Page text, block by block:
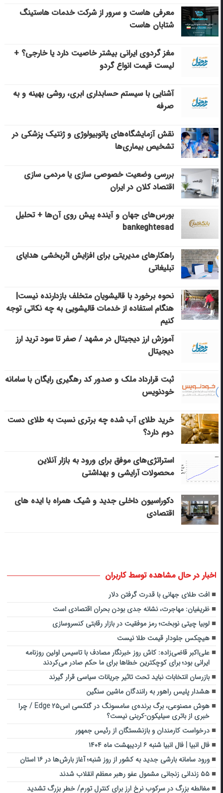
معرفی هاست و سرور از شرکت خدمات هاستینگ
شتابان هاست
مغز گردوی ایرانی بیشتر خاصیت دارد یا خارجی؟ +
لیست قیمت انواع گردو
آشنایی با سیستم حسابداری ابری، روشی بهینه و به
صرفه
نقش آزمایشگاه‌های پاتوبیولوژی و ژنتیک پزشکی در
تشخیص بیماری‌ها
بررسی وضعیت خصوصی سازی یا مردمی سازی
اقتصاد کلان در ایران
بورس‌های جهان و آینده پیش روی آن‌ها + تحلیل
bankeghtesad
راهکارهای مدیریتی برای افزایش اثربخشی هدایای
تبلیغاتی
نحوه برخورد با قالیشویان متخلف بازدارنده نیست|
هنگام استفاده از خدمات قالیشویی به چه نکاتی توجه
کنیم
آموزش ارز دیجیتال در مشهد / صفر تا سود ترید ارز
دیجیتال
ثبت قرارداد ملک و صدور کد رهگیری رایگان با سامانه
خودنویس
خرید طلای آب شده چه برتری نسبت به طلای دست
دوم دارد؟
استراتژی‌های موفق برای ورود به بازار آنلاین
محصولات آرایشی و بهداشتی
دکوراسیون داخلی جدید و شیک همراه با ایده های
اقتصادی
اخبار در حال مشاهده توسط کاربران
افت طلای جهانی با قدرت گرفتن دلار
ظریفیان: مهاجرت، نشانه جدی بودن بحران اقتصادی است
لوبیا چیتی نوبخت؛ رمز موفقیت در بازار رقابتی کنسروسازی
هیچکس جلودار قیمت طلا نیست
علی‌اکبر قاضی‌زاده: کاش روز خبرنگار مصادف با تاسیس اولین روزنامه
ایرانی بود؛ برای کوچکترین خطاها برای ما حکم صادر می‌کردند
بازرسان انتخابات نباید تحت تاثیر جریانات سیاسی قرار گیرند
هشدار پلیس راهور به رانندگان ماشین سنگین
هوش مصنوعی، برگ برنده‌ی سامسونگ در گلکسی اس۲۵ Edge / چرا
خبری از باتری سیلیکون-کربنی نیست؟
درخواست کارمندان و بازنشستگان از رئیس جمهور
فال انبیا | فال انبیا شنبه ۶ اردیبهشت ماه ۱۴۰۴
ورود سامانه بارشی ‌جدید به کشور از روز شنبه؛ آغاز بارش‌ها در ۱۶ استان
۵۵ زندانی زنجانی مشمول عفو رهبر معظم انقلاب شدند
مغالطه بزرگ در سرکوب نرخ ارز برای کنترل تورم/ خطر بزرگ تشدید